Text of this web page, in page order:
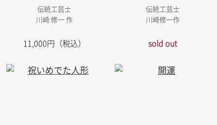
伝統工芸士
川崎 修一 作
11,000円（税込）
伝統工芸士
川崎修一作
sold out